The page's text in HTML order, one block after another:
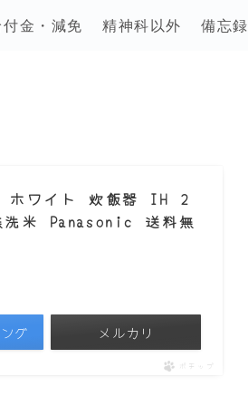
金・減免 精神科以外 備忘録
ホワイト 炊飯器 IH 2
米 Panasonic 送料無
グ メルカリ
ポチップ